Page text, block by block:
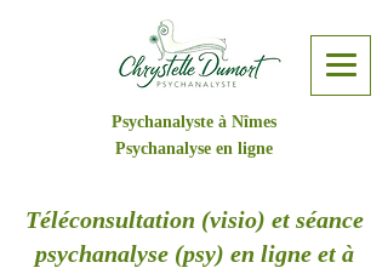
Psychanalyste à Nîmes
Psychanalyse en ligne
Téléconsultation (visio) et séance
psychanalyse (psy) en ligne et à